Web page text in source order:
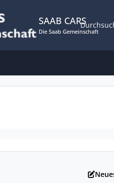
SAAB CARS
Die Saab Gemeinschaft